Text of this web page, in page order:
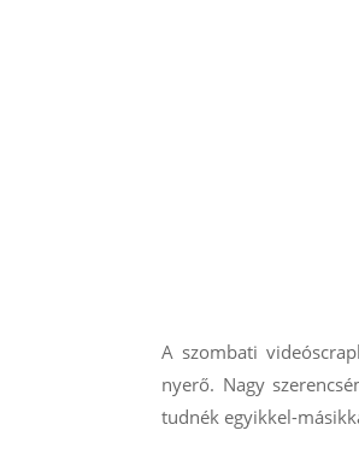
A szombati
nyerő. Nagy
tudnék egyikkel-